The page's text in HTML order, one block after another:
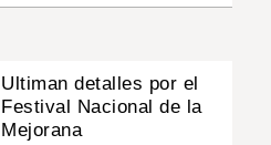
Ultiman detalles por el
Festival Nacional de la
Mejorana